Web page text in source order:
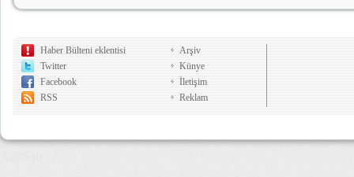
Haber Bülteni eklentisi
Twitter
Facebook
RSS
Arşiv
Künye
İletişim
Reklam